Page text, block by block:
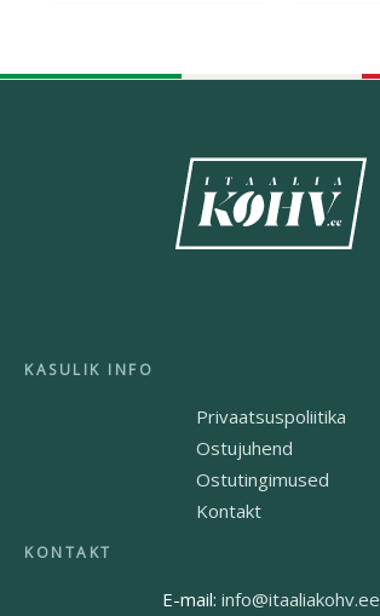
Privaatsuspoliitika
Ostujuhend
Ostutingimused
Kontakt
E-mail: info@itaaliakohv.ee